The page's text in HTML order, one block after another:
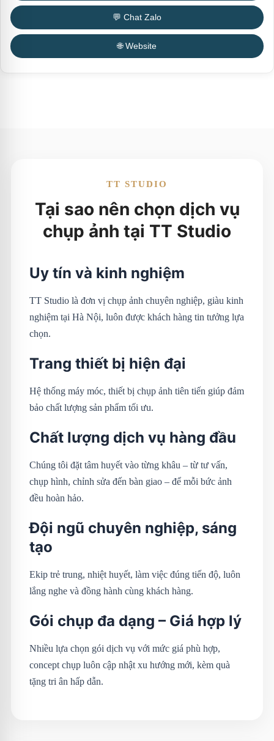
💬 Chat Zalo
🌐 Website
TT STUDIO
Tại sao nên chọn dịch vụ
chụp ảnh tại TT Studio
Uy tín và kinh nghiệm
TT Studio là đơn vị chụp ảnh chuyên nghiệp, giàu kinh
nghiệm tại Hà Nội, luôn được khách hàng tin tưởng lựa
chọn.
Trang thiết bị hiện đại
Hệ thống máy móc, thiết bị chụp ảnh tiên tiến giúp đảm
bảo chất lượng sản phẩm tối ưu.
Chất lượng dịch vụ hàng đầu
Chúng tôi đặt tâm huyết vào từng khâu – từ tư vấn,
chụp hình, chỉnh sửa đến bàn giao – để mỗi bức ảnh
đều hoàn hảo.
Đội ngũ chuyên nghiệp, sáng
tạo
Ekip trẻ trung, nhiệt huyết, làm việc đúng tiến độ, luôn
lắng nghe và đồng hành cùng khách hàng.
Gói chụp đa dạng – Giá hợp lý
Nhiều lựa chọn gói dịch vụ với mức giá phù hợp,
concept chụp luôn cập nhật xu hướng mới, kèm quà
tặng tri ân hấp dẫn.